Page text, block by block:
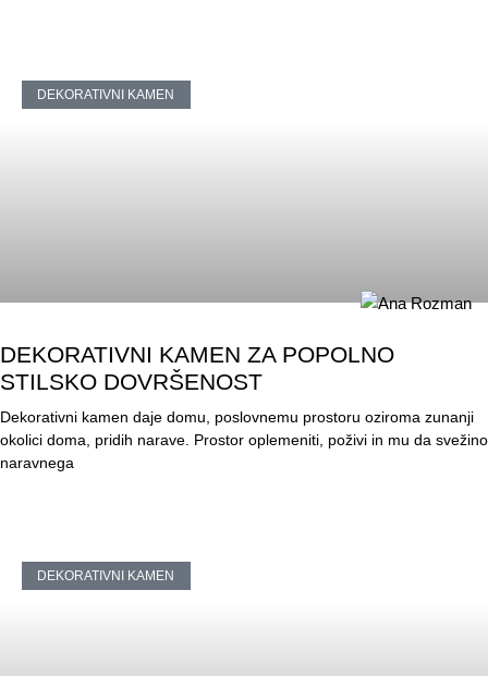
DEKORATIVNI KAMEN
DEKORATIVNI KAMEN ZA POPOLNO
STILSKO DOVRŠENOST
Dekorativni kamen daje domu, poslovnemu prostoru oziroma zunanji
okolici doma, pridih narave. Prostor oplemeniti, poživi in mu da svežino
naravnega
DEKORATIVNI KAMEN